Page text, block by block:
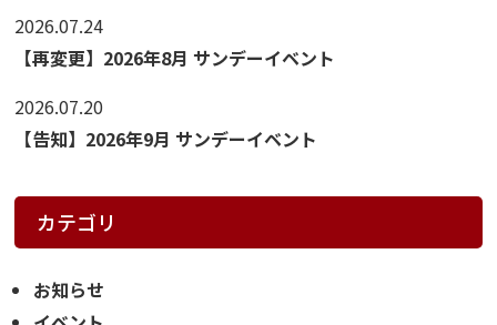
2026.07.24
【再変更】2026年8月 サンデーイベント
2026.07.20
【告知】2026年9月 サンデーイベント
カテゴリ
お知らせ